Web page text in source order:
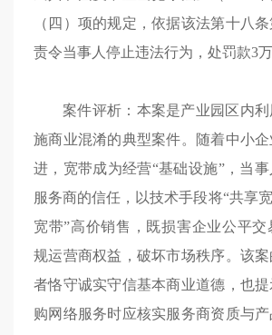
（四）项的规定，依据该法第十八
责令当事人停止违法行为，处罚款3万
案件评析：本案是产业园区内
施商业混淆的典型案件。随着中小
进，宽带成为经营“基础设施”，当
服务商的信任，以技术手段将“共享
宽带”高价销售，既损害企业公平交
规运营商权益，破坏市场秩序。该
者恪守诚实守信基本商业道德，也
购网络服务时应核实服务商资质与